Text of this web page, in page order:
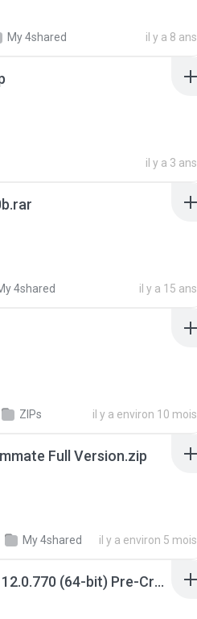
My 4shared il y a 8 ans
il y a 3 ans
4shared il y a 15 ans
ZIPs il y a environ 10 mois
Full Version.zip
My 4shared il y a environ 5 mois
Sony Vegas Pro 12.0.770 (64-bit) Pre-Cracked.zip